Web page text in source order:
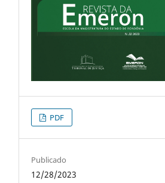
PDF
Publicado
12/28/2023